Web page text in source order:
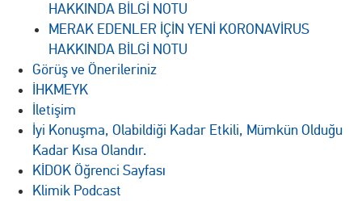
HAKKINDA BİLGİ NOTU
MERAK EDENLER İÇİN YENİ KORONAVİRUS
HAKKINDA BİLGİ NOTU
Görüş ve Önerileriniz
İHKMEYK
İletişim
İyi Konuşma, Olabildiği Kadar Etkili, Mümkün Olduğu
Kadar Kısa Olandır.
KİDOK Öğrenci Sayfası
Klimik Podcast